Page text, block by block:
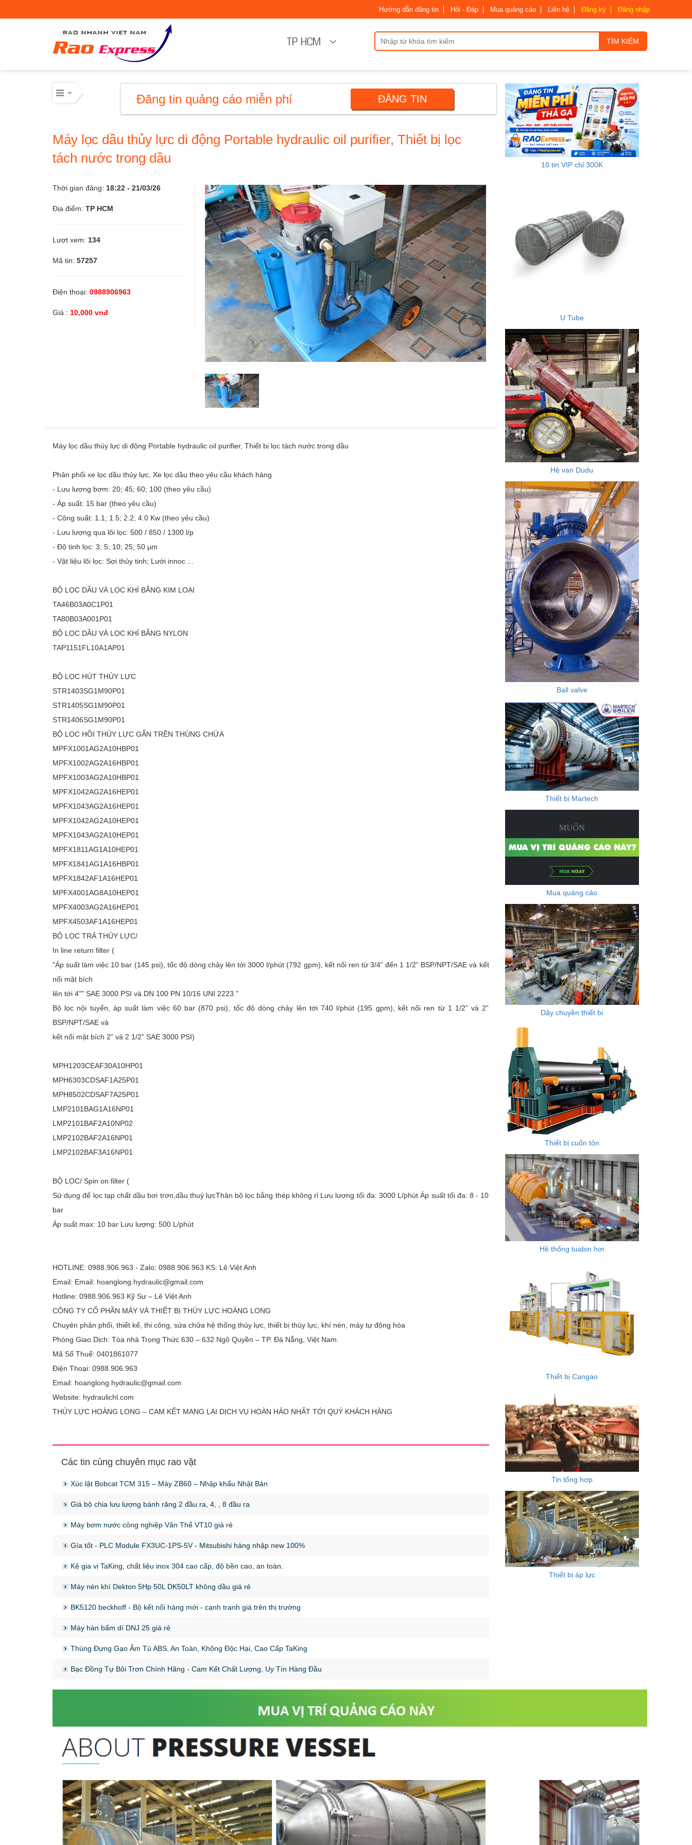
Thiết bị công nghiệp
Mua bán thiết bị cơ giới
Mua bán - Cho thuê xe cơ giới
Xe cơ giới
Điện lạnh – linh kiện
Tìm đại lý phân phối
Dịch vụ bảo trì thiết bị
Dịch vụ bảo trì thiết bị
Vật liệu xây dựng
Vật liệu xây dựng
Vật liệu xây dựng
Đồ cũ
Mua bán xe
Mua bán xe
Bất động sản
Bất động sản
Nhà đất
Cho thuê
Việc làm
Việc làm
Hướng dẫn đăng tin Hỏi - Đáp Mua quảng cáo Liên hệ Đăng ký Đăng nhập
TP HCM TÌM KIẾM
Đăng tin quảng cáo miễn phí ĐĂNG TIN
Máy lọc dầu thủy lực di động Portable hydraulic oil purifier, Thiết bị lọc
tách nước trong dầu
Thời gian đăng: 18:22 - 21/03/26
Địa điểm: TP HCM
Lượt xem: 134
Mã tin: 57257
Điện thoại: 0988906963
Giá : 10,000 vnđ
Máy lọc dầu thủy lực di động Portable hydraulic oil purifier, Thiết bị lọc tách nước trong dầu
Phân phối xe lọc dầu thủy lực, Xe lọc dầu theo yêu cầu khách hàng
- Lưu lượng bơm: 20; 45; 60; 100 (theo yêu cầu)
- Áp suất: 15 bar (theo yêu cầu)
- Công suất: 1.1; 1.5; 2.2; 4.0 Kw (theo yêu cầu)
- Lưu lượng qua lõi lọc: 500 / 850 / 1300 l/p
- Độ tinh lọc: 3; 5; 10; 25; 50 µm
- Vật liệu lõi lọc: Sợi thủy tinh; Lưới innoc ...
BỘ LỌC DẦU VÀ LỌC KHÍ BẰNG KIM LOẠI
TA46B03A0C1P01
TA80B03A001P01
BỘ LỌC DẦU VÀ LỌC KHÍ BẰNG NYLON
TAP1151FL10A1AP01
BỘ LỌC HÚT THỦY LỰC
STR1403SG1M90P01
STR1405SG1M90P01
STR1406SG1M90P01
BỘ LỌC HỒI THỦY LỰC GẮN TRÊN THÙNG CHỨA
MPFX1001AG2A10HBP01
MPFX1002AG2A16HBP01
MPFX1003AG2A10HBP01
MPFX1042AG2A16HEP01
MPFX1043AG2A16HEP01
MPFX1042AG2A10HEP01
MPFX1043AG2A10HEP01
MPFX1811AG1A10HEP01
MPFX1841AG1A16HBP01
MPFX1842AF1A16HEP01
MPFX4001AG8A10HEP01
MPFX4003AG2A16HEP01
MPFX4503AF1A16HEP01
BỘ LỌC TRẢ THỦY LỰC/
In line return filter (
"Áp suất làm việc 10 bar (145 psi), tốc độ dòng chảy lên tới 3000 l/phút (792 gpm), kết nối ren từ 3/4” đến 1 1/2” BSP/NPT/SAE và kết
nối mặt bích
lên tới 4"" SAE 3000 PSI và DN 100 PN 10/16 UNI 2223."
Bộ lọc nội tuyến, áp suất làm việc 60 bar (870 psi), tốc độ dòng chảy lên tới 740 l/phút (195 gpm), kết nối ren từ 1 1/2” và 2”
BSP/NPT/SAE và
kết nối mặt bích 2” và 2 1/2” SAE 3000 PSI)
MPH1203CEAF30A10HP01
MPH6303CDSAF1A25P01
MPH8502CDSAF7A25P01
LMP2101BAG1A16NP01
LMP2101BAF2A10NP02
LMP2102BAF2A16NP01
LMP2102BAF3A16NP01
BỘ LỌC/ Spin on filter (
Sử dụng để lọc tạp chất dầu bơi trơn,dầu thuỷ lựcThân bộ lọc bằng thép không rỉ Lưu lượng tối đa: 3000 L/phút Áp suất tối đa: 8 - 10
bar
Áp suất max: 10 bar Lưu lượng: 500 L/phút
HOTLINE: 0988.906.963 - Zalo: 0988.906.963 KS: Lê Việt Anh
Email: Email: hoanglong.hydraulic@gmail.com
Hotline: 0988.906.963 Kỹ Sư – Lê Việt Anh
CÔNG TY CỔ PHẦN MÁY VÀ THIẾT BỊ THỦY LỰC HOÀNG LONG
Chuyên phân phối, thiết kế, thi công, sửa chữa hệ thống thủy lực, thiết bị thủy lực, khí nén, máy tự động hóa
Phòng Giao Dịch: Tòa nhà Trọng Thức 630 – 632 Ngô Quyền – TP. Ðà Nẵng, Việt Nam.
Mã Số Thuế: 0401861077
Điện Thoại: 0988.906.963
Email: hoanglong.hydraulic@gmail.com
Website: hydraulichl.com
THỦY LỰC HOÀNG LONG – CAM KẾT MANG LẠI DỊCH VỤ HOÀN HẢO NHẤT TỚI QUÝ KHÁCH HÀNG
Các tin cùng chuyên mục rao vặt
Xúc lật Bobcat TCM 315 – Máy ZB60 – Nhập khẩu Nhật Bản
Giá bộ chia lưu lượng bánh răng 2 đầu ra, 4, , 8 đầu ra
Máy bơm nước công nghiệp Văn Thể VT10 giá rẻ
Gía tốt - PLC Module FX3UC-1PS-5V - Mitsubishi hàng nhập new 100%
Kệ gia vị TaKing, chất liệu inox 304 cao cấp, độ bền cao, an toàn.
Máy nén khí Dekton 5Hp 50L DK50LT không dầu giá rẻ
BK5120 beckhoff - Bộ kết nối hàng mới - cạnh tranh giá trên thị trường
Máy hàn bấm dí DNJ 25 giá rẻ
Thùng Đựng Gạo Âm Tủ ABS, An Toàn, Không Độc Hại, Cao Cấp TaKing
Bạc Đồng Tự Bôi Trơn Chính Hãng - Cam Kết Chất Lượng, Uy Tín Hàng Đầu
10 tin VIP chỉ 300K
U Tube
Hệ van Dudu
Ball valve
Thiết bị Martech
Mua quảng cáo
Dây chuyền thiết bị
Thiết bị cuốn tôn
Hệ thống tuabin hơi
Thiết bị Cangao
Tin tổng hợp
Thiết bị áp lực